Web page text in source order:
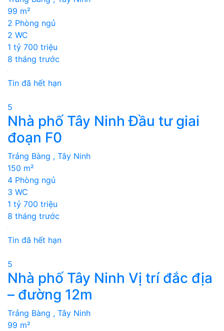
99 m²
2 Phòng ngủ
2 WC
1 tỷ 700 triệu
8 tháng trước
Tin đã hết hạn
5
Nhà phố Tây Ninh Đầu tư giai
đoạn F0
Trảng Bàng , Tây Ninh
150 m²
4 Phòng ngủ
3 WC
1 tỷ 700 triệu
8 tháng trước
Tin đã hết hạn
5
Nhà phố Tây Ninh Vị trí đắc địa
– đường 12m
Trảng Bàng , Tây Ninh
99 m²